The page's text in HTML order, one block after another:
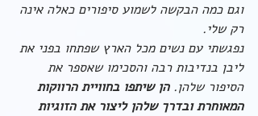
וגם כמה הבקשה לשמוע סיפורים כאלה אינה
רק שלי.
נפגשתי עם נשים מכל הארץ שפתחו בפני את
ליבן בנדיבות רבה והסכימו שאספר את
הסיפור שלהן. הן שיתפו בחוויית הרווקות
המאוחרת ובדרך שלהן ליצור את הזוגיות